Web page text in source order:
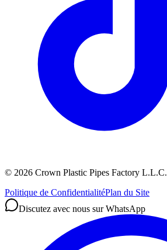
© 2026 Crown Plastic Pipes Factory L.L.C.
Politique de ConfidentialitéPlan du Site
Discutez avec nous sur WhatsApp